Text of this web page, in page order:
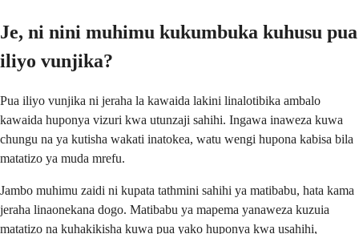
Je, ni nini muhimu kukumbuka kuhusu pua
iliyo vunjika?
Pua iliyo vunjika ni jeraha la kawaida lakini linalotibika ambalo
kawaida huponya vizuri kwa utunzaji sahihi. Ingawa inaweza kuwa
chungu na ya kutisha wakati inatokea, watu wengi hupona kabisa bila
matatizo ya muda mrefu.
Jambo muhimu zaidi ni kupata tathmini sahihi ya matibabu, hata kama
jeraha linaonekana dogo. Matibabu ya mapema yanaweza kuzuia
matatizo na kuhakikisha kuwa pua yako huponya kwa usahihi,